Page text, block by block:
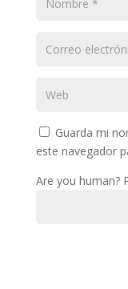
Guarda mi
este navegador
Are you human?